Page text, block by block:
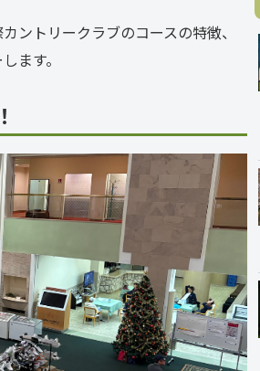
ントリークラブのコースの特徴、
ます。